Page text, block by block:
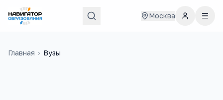
Москва
Главная › Вузы